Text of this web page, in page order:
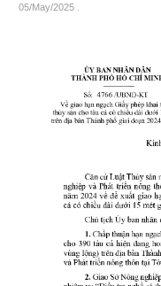
05/May/2025